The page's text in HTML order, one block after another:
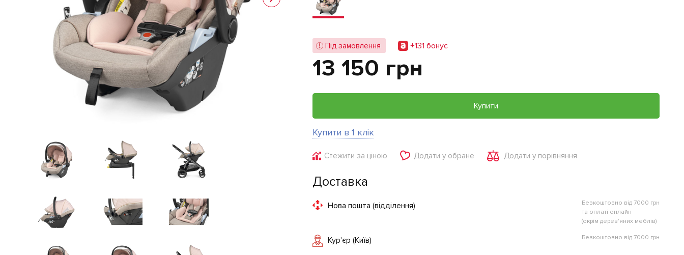
Під замовлення +131 бонус
13 150 грн
Купити
Купити в 1 клік
Стежити за ціною Додати у обране Додати у порівняння
Доставка
Нова пошта (відділення)
Безкоштовно від 7000 грн
та оплаті онлайн
(окрім дерев'яних меблів)
Кур'єр (Київ) Безкоштовно від 7000 грн